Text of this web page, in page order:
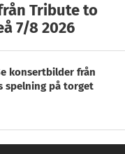
Tribute to
7/8 2026
konsertbilder från
spelning på torget